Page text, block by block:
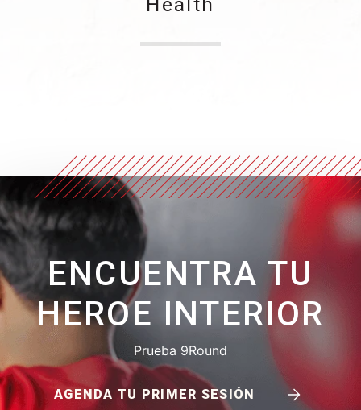
ENCUENTRA TU
HEROE INTERIOR
Prueba 9Round
AGENDA TU PRIMER SESIÓN